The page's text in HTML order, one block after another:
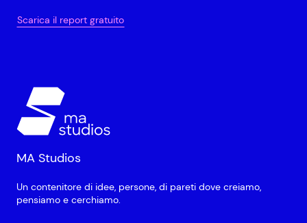
Scarica il report gratuito
MA Studios
Un contenitore di idee, persone, di pareti dove creiamo,
pensiamo e cerchiamo.